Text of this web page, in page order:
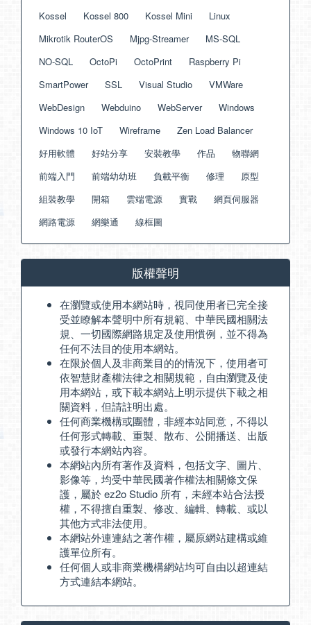
Kossel
Kossel 800 Kossel Mini
Linux
Mikrotik RouterOS
Mjpg-Streamer
MS-SQL
NO-SQL
OctoPi OctoPrint
Raspberry Pi
SmartPower
SSL Visual Studio
VMWare
WebDesign
Webduino WebServer
Windows
Windows 10 IoT
Wireframe
Zen Load Balancer
好用軟體
好站分享 安裝教學 作品
物聯網
前端入門
前端幼幼班 負載平衡 修理
原型
組裝教學
開箱 雲端電源 實戰
網頁伺服器
網路電源
網樂通 線框圖
版權聲明
在瀏覽或使用本網站時，視同使用者已完全接
受並瞭解本聲明中所有規範、中華民國相關法
規、一切國際網路規定及使用慣例，並不得為
任何不法目的使用本網站。
在限於個人及非商業目的的情況下，使用者可
依智慧財產權法律之相關規範，自由瀏覽及使
用本網站，或下載本網站上明示提供下載之相
關資料，但請註明出處。
任何商業機構或團體，非經本站同意，不得以
任何形式轉載、重製、散布、公開播送、出版
或發行本網站內容。
本網站內所有著作及資料，包括文字、圖片、
影像等，均受中華民國著作權法相關條文保
護，屬於 ez2o Studio 所有，未經本站合法授
權，不得擅自重製、修改、編輯、轉載、或以
其他方式非法使用。
本網站外連連結之著作權，屬原網站建構或維
護單位所有。
任何個人或非商業機構網站均可自由以超連結
方式連結本網站。